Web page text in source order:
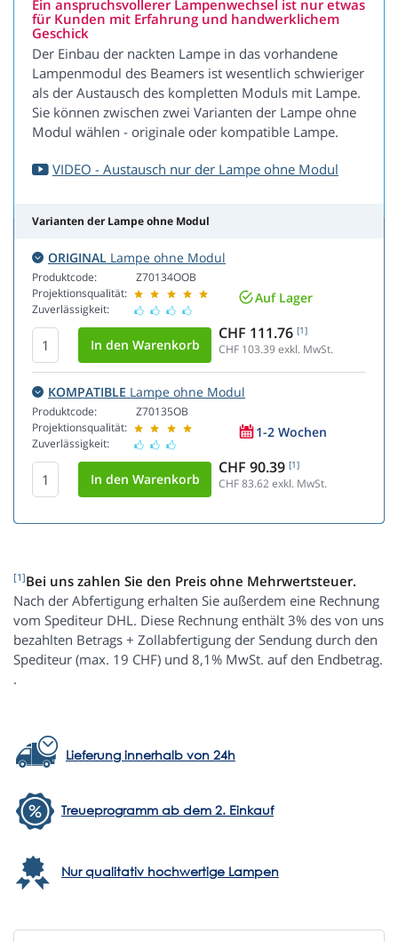
Ein anspruchsvollerer Lampenwechsel ist nur etwas
für Kunden mit Erfahrung und handwerklichem
Geschick
Der Einbau der nackten Lampe in das vorhandene
Lampenmodul des Beamers ist wesentlich schwieriger
als der Austausch des kompletten Moduls mit Lampe.
Sie können zwischen zwei Varianten der Lampe ohne
Modul wählen - originale oder kompatible Lampe.
VIDEO - Austausch nur der Lampe ohne Modul
Varianten der Lampe ohne Modul
ORIGINAL Lampe ohne Modul
Produktcode:
Projektionsqualität:
Zuverlässigkeit:
Z70134OOB
Auf Lager
CHF 111.76 [1]
CHF 103.39exkl. MwSt.
KOMPATIBLE Lampe ohne Modul
Produktcode:
Projektionsqualität:
Zuverlässigkeit:
Z70135OB
1-2 Wochen
CHF 90.39 [1]
CHF 83.62exkl. MwSt.
[1]Bei uns zahlen Sie den Preis ohne Mehrwertsteuer.
Nach der Abfertigung erhalten Sie außerdem eine Rechnung
vom Spediteur DHL. Diese Rechnung enthält 3% des von uns
bezahlten Betrags + Zollabfertigung der Sendung durch den
Spediteur (max. 19 CHF) und 8,1% MwSt. auf den Endbetrag.
.
Lieferung innerhalb von 24h
Treueprogramm ab dem 2. Einkauf
Nur qualitativ hochwertige Lampen